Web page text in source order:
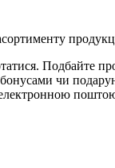
Подбайте
чи